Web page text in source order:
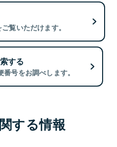
覧いただけます。
する
号をお調べします。
する情報